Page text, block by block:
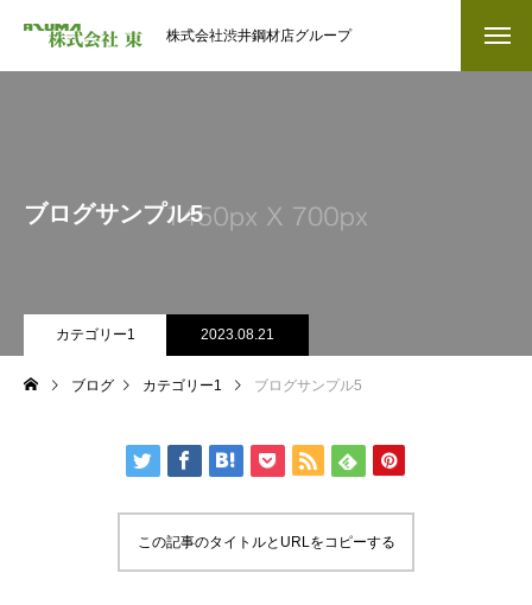
株式会社渋井鋼材店グループ
ブログサンプル5
カテゴリー1 2023.08.21
ブログ カテゴリー1 ブログサンプル5
この記事のタイトルとURLをコピーする